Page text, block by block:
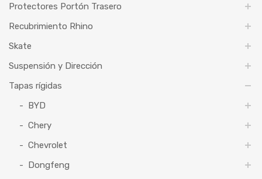
Protectores Portón Trasero
Recubrimiento Rhino
Skate
Suspensión y Dirección
Tapas rígidas
BYD
Chery
Chevrolet
Dongfeng